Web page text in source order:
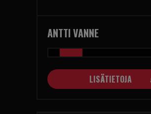
ANTTI VANNE
LISÄTIETOJA